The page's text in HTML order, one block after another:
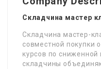
Складчина мастер
Складчина мастер-
совместной покупки
курсов по сниженной
складчины